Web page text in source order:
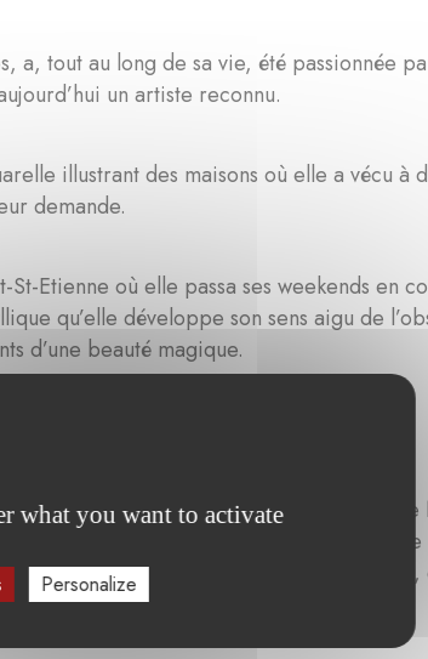
tout au long de sa vie, été passionnée
un artiste reconnu.
illustrant des maisons où elle a vécu à
demande.
Etienne où elle passa ses weekends en
qu’elle développe son sens aigu de
d’une beauté magique.
Mountains, paysage de collines au nord
Ceux-ci sont le témoignage silencieux
amis, au cœur d’une nature
1981.
what you want to activate
Personalize